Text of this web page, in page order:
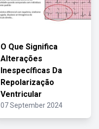
O Que Significa
Alterações
Inespecíficas Da
Repolarização
Ventricular
07 September 2024